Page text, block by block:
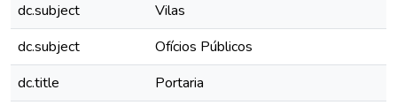
dc.subject
Vilas
dc.subject
Ofícios Públicos
dc.title
Portaria